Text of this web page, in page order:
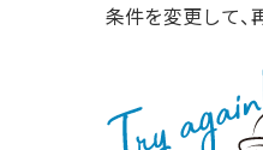
条件を変更して、